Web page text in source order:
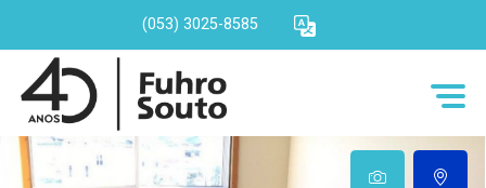
(053) 3025-8585